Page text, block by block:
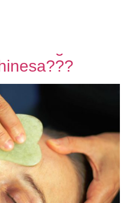
as rugas com